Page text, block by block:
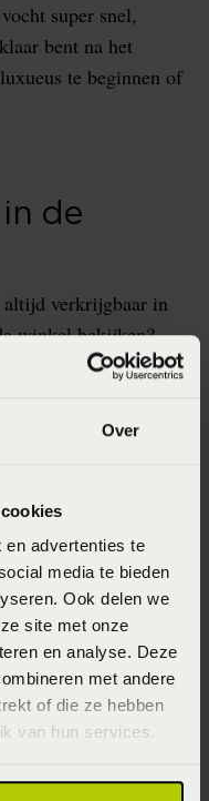
Over
en advertenties te
media te bieden
Ook delen we
site met onze
en analyse. Deze
met andere
of die ze hebben
van hun services.
super snel,
bent na het
te beginnen of
de
altijd verkrijgbaar in
winkel bekijken?